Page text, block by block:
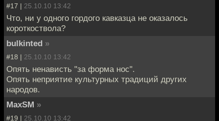
#17 | 25.10.10 13:42
Что, ни у одного гордого кавказца не оказалось
короткоствола?
bulkinted »
#18 | 25.10.10 13:42
Опять ненависть "за форма нос".
Опять неприятие культурных традиций других
народов.
MaxSM »
#19 | 25.10.10 13:42